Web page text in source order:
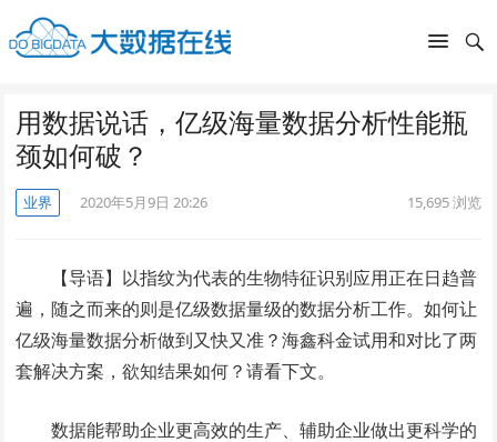
用数据说话，亿级海量数据分析性能瓶
颈如何破？
业界 2020年5月9日 20:26 15,695浏览
【导语】以指纹为代表的生物特征识别应用正在日趋普
遍，随之而来的则是亿级数据量级的数据分析工作。如何让
亿级海量数据分析做到又快又准？海鑫科金试用和对比了两
套解决方案，欲知结果如何？请看下文。
数据能帮助企业更高效的生产、辅助企业做出更科学的